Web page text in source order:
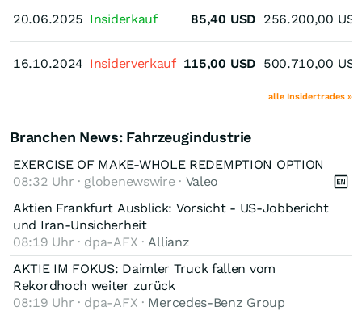
20.06.2025
16.10.2024
20.06.2025 Insiderkauf 85,40 USD 256.200,00
16.10.2024 Insiderverkauf 115,00 USD 500.710,00
alle Insidertrades »
Branchen News: Fahrzeugindustrie
EXERCISE OF MAKE-WHOLE REDEMPTION OPTION
08:32 Uhr · globenewswire · Valeo
Aktien Frankfurt Ausblick: Vorsicht - US-Jobbericht
und Iran-Unsicherheit
08:19 Uhr · dpa-AFX · Allianz
AKTIE IM FOKUS: Daimler Truck fallen vom
Rekordhoch weiter zurück
08:19 Uhr · dpa-AFX · Mercedes-Benz Group